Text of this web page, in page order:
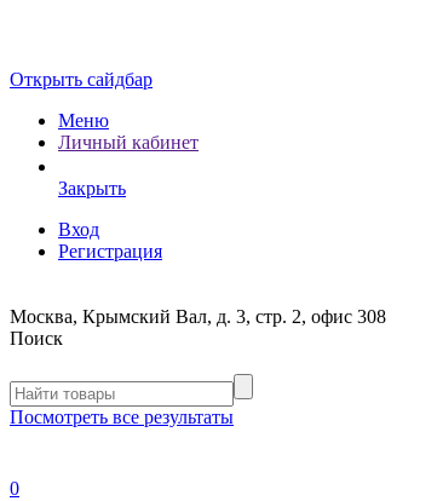
Открыть сайдбар
Меню
Личный кабинет
Закрыть
Вход
Регистрация
Москва, Крымский Вал, д. 3, стр. 2, офис 308
Поиск
Посмотреть все результаты
0